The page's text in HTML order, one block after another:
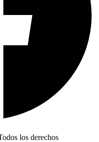
los derechos